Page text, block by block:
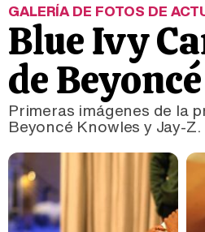
GALERÍA DE FOTOS DE
Blue Ivy
de
Primeras imágenes de la
Beyoncé Knowles y Jay-Z.